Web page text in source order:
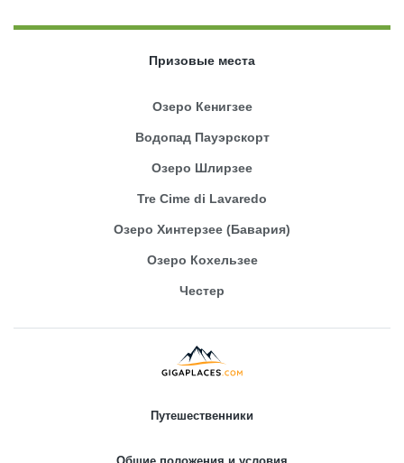
Призовые места
Озеро Кенигзее
Водопад Пауэрскорт
Озеро Шлирзее
Tre Cime di Lavaredo
Озеро Хинтерзее (Бавария)
Озеро Кохельзее
Честер
Путешественники